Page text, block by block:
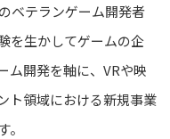
ベテランゲーム開発者
を生かしてゲームの企
ム開発を軸に、VRや映
ト領域における新規事業